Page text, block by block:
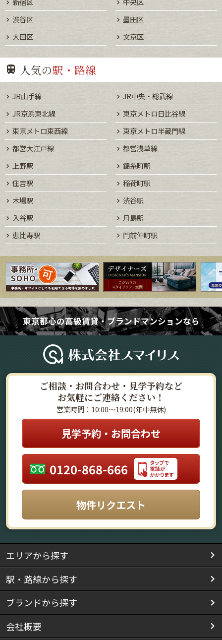
渋谷区
墨田区
大田区
文京区
人気の駅・路線
JR山手線
JR中央・総武線
JR京浜東北線
東京メトロ日比谷線
東京メトロ東西線
東京メトロ半蔵門線
都営大江戸線
都営浅草線
上野駅
錦糸町駅
住吉駅
稲荷町駅
木場駅
渋谷駅
入谷駅
月島駅
恵比寿駅
門前仲町駅
東京都心の高級賃貸・ブランドマンションなら
ご相談・お問合わせ・見学予約など
お気軽にご連絡ください！
営業時間：10:00～19:00(年中無休)
見学予約・お問合わせ
0120-868-666
物件リクエスト
エリアから探す
駅・路線から探す
ブランドから探す
会社概要